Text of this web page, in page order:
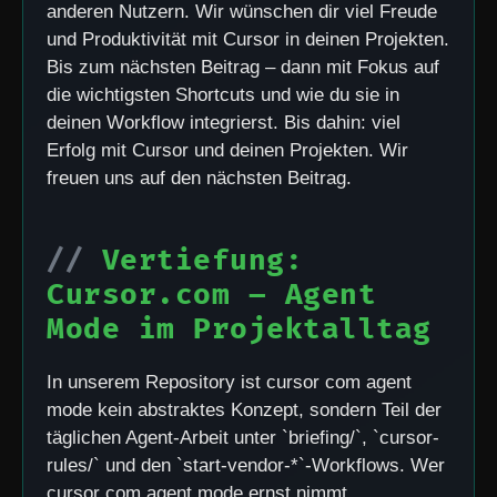
anderen Nutzern. Wir wünschen dir viel Freude
und Produktivität mit Cursor in deinen Projekten.
Bis zum nächsten Beitrag – dann mit Fokus auf
die wichtigsten Shortcuts und wie du sie in
deinen Workflow integrierst. Bis dahin: viel
Erfolg mit Cursor und deinen Projekten. Wir
freuen uns auf den nächsten Beitrag.
Vertiefung:
Cursor.com – Agent
Mode im Projektalltag
In unserem Repository ist cursor com agent
mode kein abstraktes Konzept, sondern Teil der
täglichen Agent-Arbeit unter `briefing/`, `cursor-
rules/` und den `start-vendor-*`-Workflows. Wer